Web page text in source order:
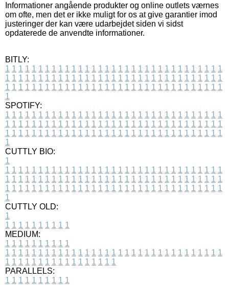
Informationer angående produkter og online outlets værnes
om ofte, men det er ikke muligt for os at give garantier imod
justeringer der kan være udarbejdet siden vi sidst
opdaterede de anvendte informationer.
BITLY:
1 1 1 1 1 1 1 1 1 1 1 1 1 1 1 1 1 1 1 1 1 1 1 1 1 1 1 1 1 1 1 1 1
1 1 1 1 1 1 1 1 1 1 1 1 1 1 1 1 1 1 1 1 1 1 1 1 1 1 1 1 1 1 1 1 1
1 1 1 1 1 1 1 1 1 1 1 1 1 1 1 1 1 1 1 1 1 1 1 1 1 1 1 1 1 1 1 1 1
1
SPOTIFY:
1 1 1 1 1 1 1 1 1 1 1 1 1 1 1 1 1 1 1 1 1 1 1 1 1 1 1 1 1 1 1 1 1
1 1 1 1 1 1 1 1 1 1 1 1 1 1 1 1 1 1 1 1 1 1 1 1 1 1 1 1 1 1 1 1 1
1 1 1 1 1 1 1 1 1 1 1 1 1 1 1 1 1 1 1 1 1 1 1 1 1 1 1 1 1 1 1 1 1
1
CUTTLY BIO:
1
1 1 1 1 1 1 1 1 1 1 1 1 1 1 1 1 1 1 1 1 1 1 1 1 1 1 1 1 1 1 1 1 1
1 1 1 1 1 1 1 1 1 1 1 1 1 1 1 1 1 1 1 1 1 1 1 1 1 1 1 1 1 1 1 1 1
1 1 1 1 1 1 1 1 1 1 1 1 1 1 1 1 1 1 1 1 1 1 1 1 1 1 1 1 1 1 1 1 1
1
CUTTLY OLD:
1
1 1 1 1 1 1 1 1 1 1
MEDIUM:
1 1 1 1 1 1 1 1 1 1
1 1 1 1 1 1 1 1 1 1 1 1 1 1 1 1 1 1 1 1 1 1 1 1 1 1 1 1 1 1 1 1 1
1 1 1 1 1 1 1 1 1 1 1 1 1 1 1 1 1
PARALLELS:
1 1 1 1 1 1 1 1 1 1